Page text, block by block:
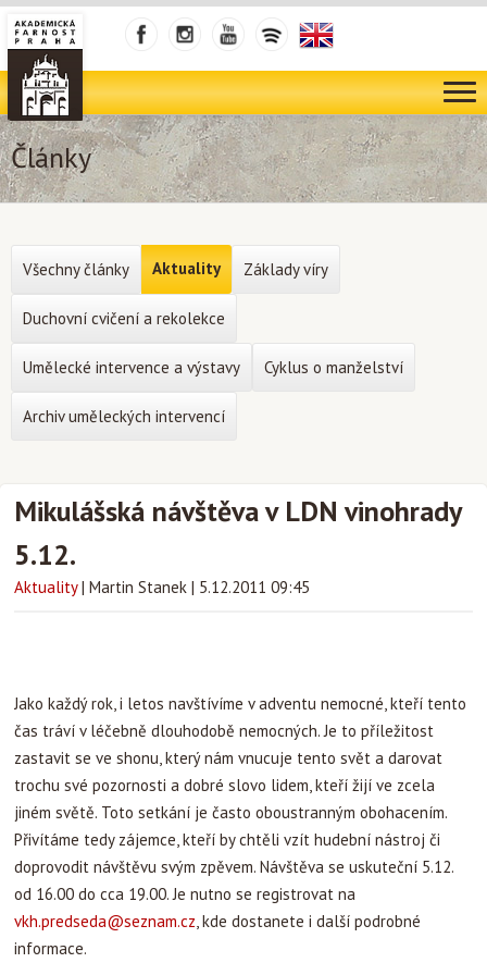
Články
Mikulášská návštěva v LDN vinohrady
5.12.
Aktuality | Martin Stanek | 5.12.2011 09:45
Jako každý rok, i letos navštívíme v adventu nemocné, kteří tento
čas tráví v léčebně dlouhodobě nemocných. Je to příležitost
zastavit se ve shonu, který nám vnucuje tento svět a darovat
trochu své pozornosti a dobré slovo lidem, kteří žijí ve zcela
jiném světě. Toto setkání je často oboustranným obohacením.
Přivítáme tedy zájemce, kteří by chtěli vzít hudební nástroj či
doprovodit návštěvu svým zpěvem. Návštěva se uskuteční 5.12.
od 16.00 do cca 19.00. Je nutno se registrovat na
vkh.predseda@seznam.cz, kde dostanete i další podrobné
informace.
Všechny články Aktuality Základy víry
Duchovní cvičení a rekolekce
Umělecké intervence a výstavy Cyklus o manželství
Archiv uměleckých intervencí